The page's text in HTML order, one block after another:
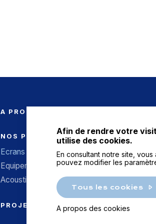
A PROPOS
NOS PRODUITS
Ecrans acoustiques
Equipements d’ouvrages d’art
Acoustique industrielle
PROJETS SUR MESURE
Afin de rendre votre
utilise des cookies.
En consultant notre site,
pouvez modifier les
Tous les cookies
A propos des cookies